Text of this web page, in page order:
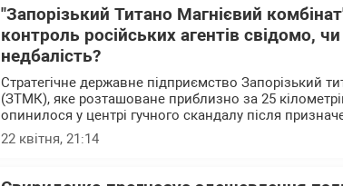
"Запорізький Титано Магнієвий
контроль російських агентів свідомо,
недбалість?
Стратегічне державне підприємство Запорізький
(ЗТМК), яке розташоване приблизно за 25
опинилося у центрі гучного скандалу після
22 квітня, 21:14